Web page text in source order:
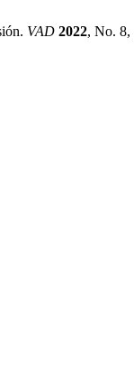
VAD 2022, No. 8,